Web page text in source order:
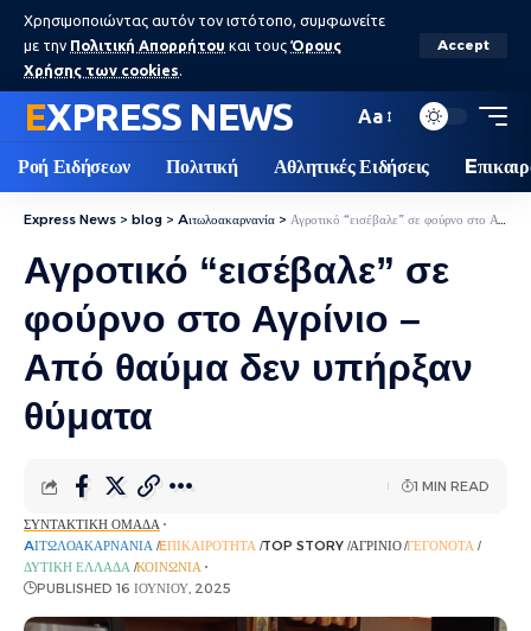
Χρησιμοποιώντας αυτόν τον ιστότοπο, συμφωνείτε
με την Πολιτική Απορρήτου και τους Όρους
Χρήσης των cookies.
Accept
EXPRESS NEWS Aa
Ροή Ειδήσεων Πολιτική Αθλητικές Ειδήσεις
Express News > blog > Aιτωλοακαρνανία > Αγροτικό “εισέβαλε” σε φούρνο στο Αγρίνιο – Από θαύμα δεν υπήρξαν θύματα
Αγροτικό “εισέβαλε” σε
φούρνο στο Αγρίνιο –
Από θαύμα δεν υπήρξαν
θύματα
ΣΥΝΤΑΚΤΙΚΉ ΟΜΆΔΑ
AΙΤΩΛΟΑΚΑΡΝΑΝΊΑ EΠΙΚΑΙΡΌΤΗΤΑ TOP STORY ΑΓΡΊΝΙΟ ΓΕΓΟΝΌΤΑ
ΔΥΤΙΚΉ ΕΛΛΆΔΑ ΚΟΙΝΩΝΊΑ
PUBLISHED 16 ΙΟΥΝΊΟΥ, 2025
1 MIN READ